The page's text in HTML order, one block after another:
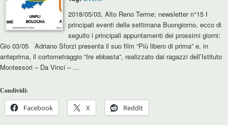
2018/05/03, Alto Reno Terme; newsletter n°15 I
principali eventi della settimana Buongiorno, ecco di
seguito i principali appuntamenti dei prossimi giorni:
Gio 03/05 Adriano Sforzi presenta il suo film “Più libero di prima” e, in
anteprima, il cortometraggio “Ire ebbasta”, realizzato dai ragazzi dell’Istituto
Montessori – Da Vinci – …
Condividi:
Facebook X Reddit